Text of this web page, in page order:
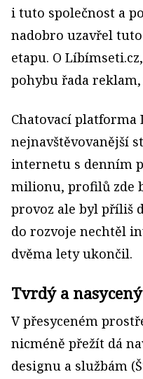
i tuto společnost a
nadobro uzavřel
etapu. O
pohybu řada
Chatovací platforma
nejnavštěvovanější
internetu s denním
milionu, profilů zde
provoz ale byl příliš
do rozvoje nechtěl
dvěma lety ukončil.
Tvrdý a
V přesyceném
nicméně přežít dá
designu a službám